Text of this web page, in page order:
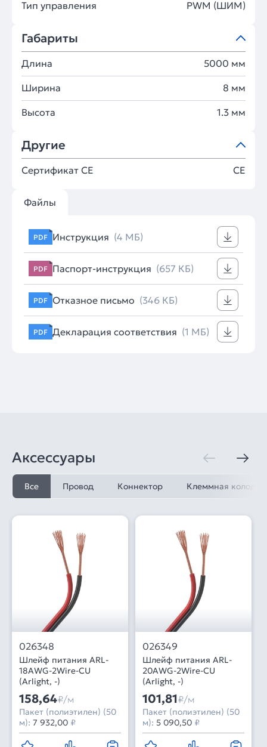
Тип управления PWM (ШИМ)
Габариты
Длина 5000 мм
Ширина 8 мм
Высота 1.3 мм
Другие
Сертификат CE CE
Файлы
PDF Инструкция (4 МБ)
PDF Паспорт-инструкция (657 КБ)
PDF Отказное письмо (346 КБ)
PDF Декларация соответствия (1 МБ)
Аксессуары
Все Провод Коннектор Клеммная колодка
026348
Шлейф питания ARL-
18AWG-2Wire-CU
(Arlight, -)
158,64₽/м
Пакет (полиэтилен) (50
м): 7 932,00 ₽
026349
Шлейф питания ARL-
20AWG-2Wire-CU
(Arlight, -)
101,81₽/м
Пакет (полиэтилен) (50
м): 5 090,50 ₽